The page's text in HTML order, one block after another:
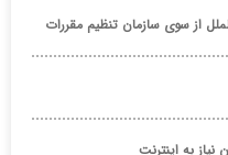
به اینترنت